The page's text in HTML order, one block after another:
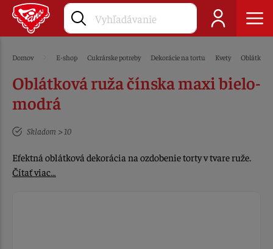
Domov E-shop Cukrárske potreby Dekorácie na tortu Kvety Oblátkové
Oblátková ruža čínska maxi bielo-
modrá
Skladom > 10
Efektná oblátková dekorácia na ozdobenie torty v tvare ruže.
Čítať viac…